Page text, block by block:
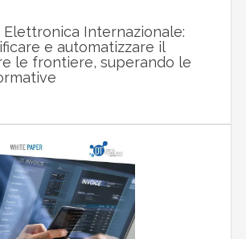
Elettronica Internazionale:
e automatizzare il
le frontiere, superando le